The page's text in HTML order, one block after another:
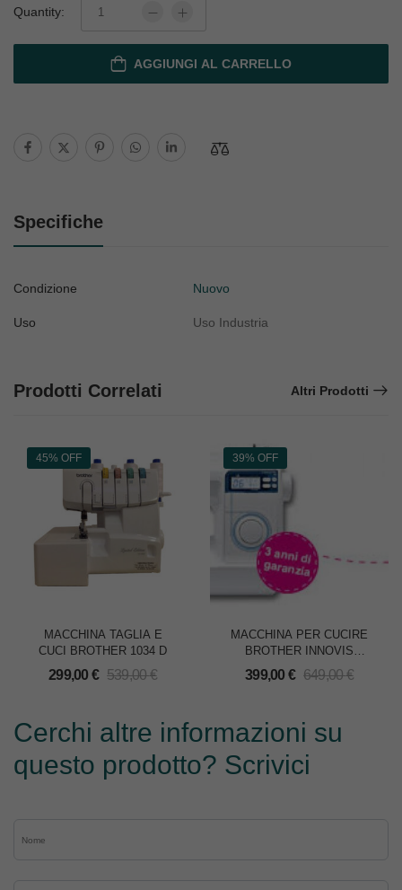
Quantity:
AGGIUNGI AL CARRELLO
Specifiche
Condizione Nuovo
Uso Uso Industria
Prodotti Correlati Altri Prodotti
45% OFF
MACCHINA TAGLIA E
CUCI BROTHER 1034 D
299,00 € 539,00€
39% OFF
MACCHINA PER CUCIRE
BROTHER INNOVIS
NV30M1
399,00 € 649,00€
Cerchi altre informazioni su
questo prodotto? Scrivici